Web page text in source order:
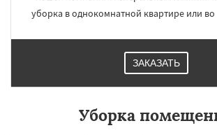
уборка в однокомнатной квартире или во
ЗАКАЗАТЬ
Уборка